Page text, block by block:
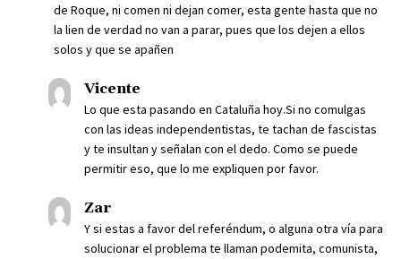
de Roque, ni comen ni dejan comer, esta gente hasta que no
la lien de verdad no van a parar, pues que los dejen a ellos
solos y que se apañen
Vicente
Lo que esta pasando en Cataluña hoy.Si no comulgas
con las ideas independentistas, te tachan de fascistas
y te insultan y señalan con el dedo. Como se puede
permitir eso, que lo me expliquen por favor.
Zar
Y si estas a favor del referéndum, o alguna otra vía para
solucionar el problema te llaman podemita, comunista,